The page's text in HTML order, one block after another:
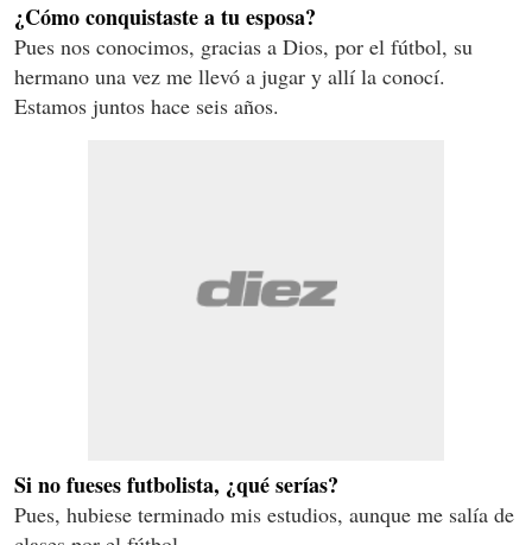
¿Cómo conquistaste a tu esposa?
Pues nos conocimos, gracias a Dios, por el fútbol, su
hermano una vez me llevó a jugar y allí la conocí.
Estamos juntos hace seis años.
Si no fueses futbolista, ¿qué serías?
Pues, hubiese terminado mis estudios, aunque me salía de